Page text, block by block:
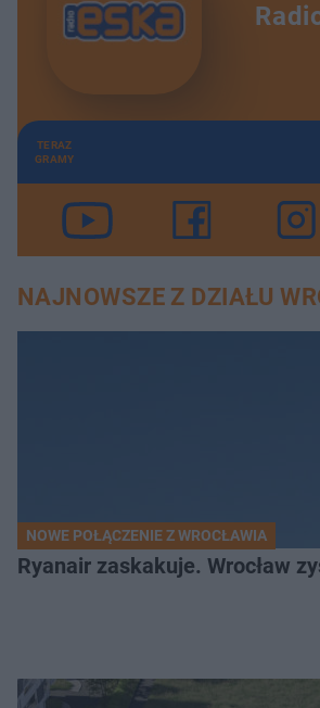
TERAZ
GRAMY
NAJNOWSZE Z DZIAŁU
NOWE POŁĄCZENIE Z WROCŁAWIA
Ryanair zaskakuje. Wrocław